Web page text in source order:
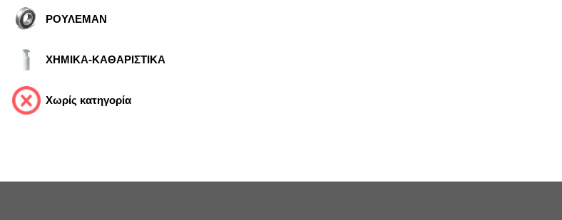
ΡΟΥΛΕΜΑΝ
ΧΗΜΙΚΑ-ΚΑΘΑΡΙΣΤΙΚΑ
Χωρίς κατηγορία